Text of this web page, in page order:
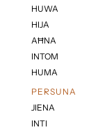
HUWA
HIJA
AĦNA
INTOM
HUMA
PERSUNA
JIENA
INTI